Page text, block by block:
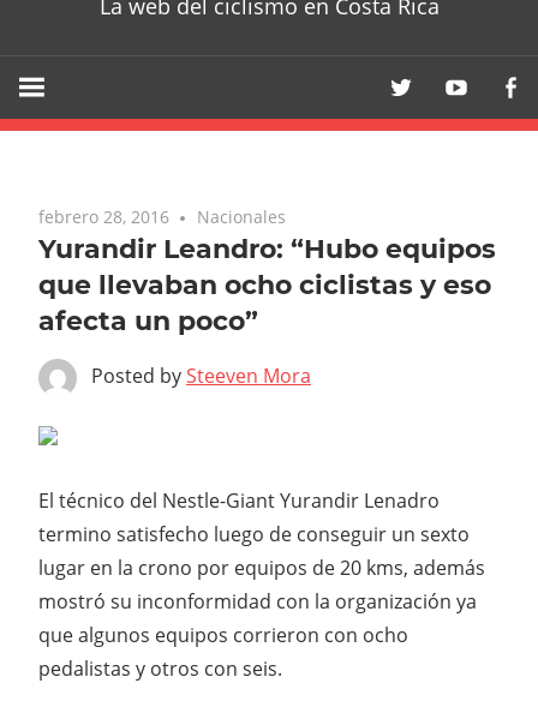
La web del ciclismo en Costa Rica
febrero 28, 2016 Nacionales
Yurandir Leandro: “Hubo equipos
que llevaban ocho ciclistas y eso
afecta un poco”
Posted bySteeven Mora
El técnico del Nestle-Giant Yurandir Lenadro
termino satisfecho luego de conseguir un sexto
lugar en la crono por equipos de 20 kms, además
mostró su inconformidad con la organización ya
que algunos equipos corrieron con ocho
pedalistas y otros con seis.